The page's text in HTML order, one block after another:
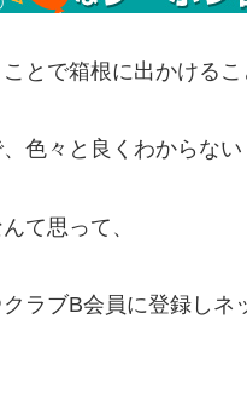
とで箱根に出かけるこ
色々と良くわからない
て思って、
ラブB会員に登録しネ